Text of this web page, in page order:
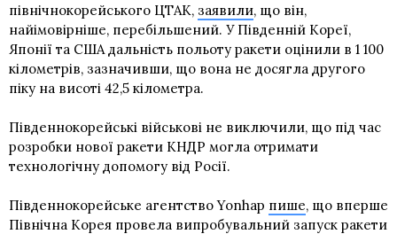
північнокорейського ЦТАК, заявили, що він,
найімовірніше, перебільшений. У Південній Кореї,
Японії та США дальність польоту ракети оцінили в 1 100
кілометрів, зазначивши, що вона не досягла другого
піку на висоті 42,5 кілометра.
Південнокорейські військові не виключили, що під час
розробки нової ракети КНДР могла отримати
технологічну допомогу від Росії.
Південнокорейське агентство Yonhap пише, що вперше
Північна Корея провела випробувальний запуск ракети